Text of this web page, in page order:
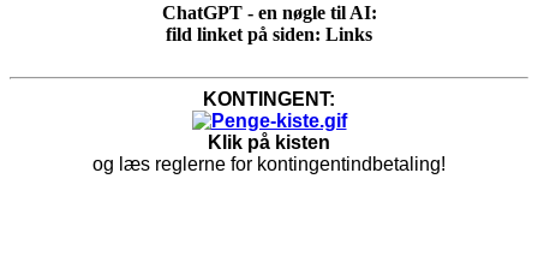
ChatGPT - en nøgle til AI:
fild linket på siden: Links
KONTINGENT:
Klik på kisten
og læs reglerne for kontingentindbetaling!